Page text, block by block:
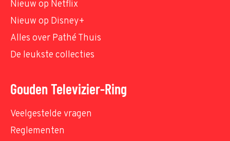
Nieuw op Netflix
Nieuw op Disney+
Alles over Pathé Thuis
De leukste collecties
Gouden Televizier-Ring
Veelgestelde vragen
Reglementen